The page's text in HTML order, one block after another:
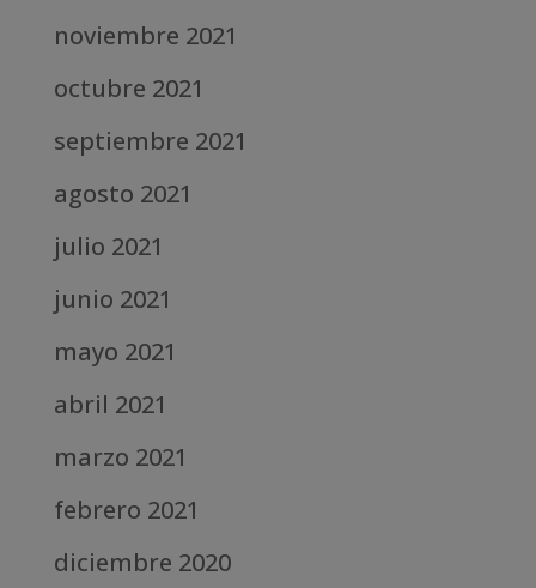
noviembre 2021
octubre 2021
septiembre 2021
agosto 2021
julio 2021
junio 2021
mayo 2021
abril 2021
marzo 2021
febrero 2021
diciembre 2020